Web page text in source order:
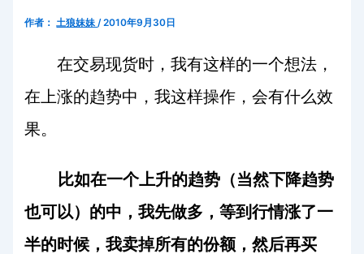
作者： 土狼妹妹/2010年9月30日
在交易现货时，我有这样的一个想法，
在上涨的趋势中，我这样操作，会有什么效
果。
比如在一个上升的趋势（当然下降趋势
也可以）的中，我先做多，等到行情涨了一
半的时候，我卖掉所有的份额，然后再买